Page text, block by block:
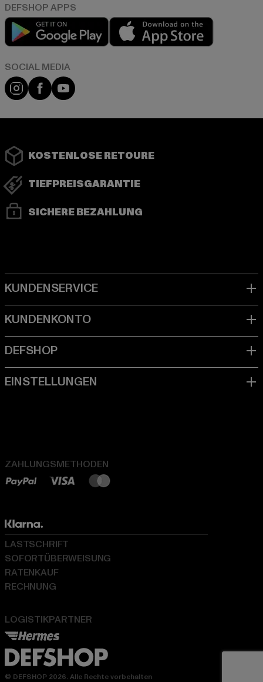
Play market
Instagram
FacebookYouTube
KOSTENLOSE RETOURE
TIEFPREISGARANTIE
SICHERE BEZAHLUNG
ZAHLUNGSMETHODEN
LOGISTIKPARTNER
LASTSCHRIFT
SOFORTÜBERWEISUNG
RATENKAUF
RECHNUNG
© DEFSHOP 2026. Alle Rechte vorbehalten